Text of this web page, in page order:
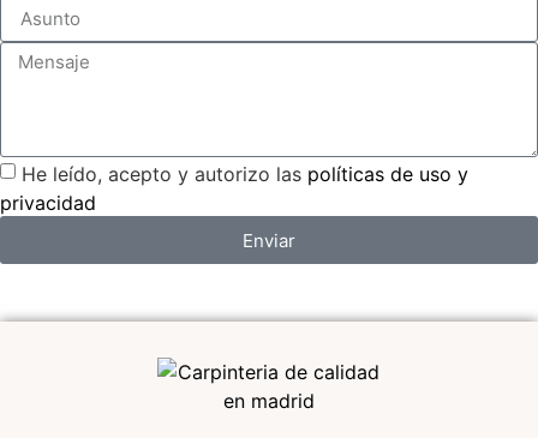
He leído, acepto y autorizo las políticas de uso y
privacidad
Enviar